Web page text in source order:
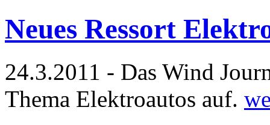
Neues Ressort
24.3.2011 - Das Wind
Thema Elektroautos auf.